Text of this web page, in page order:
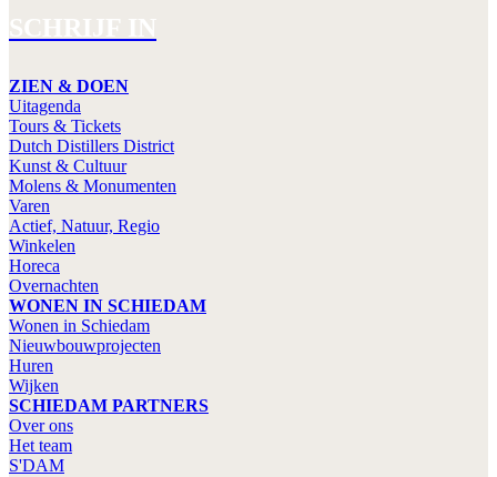
SCHRIJF IN
ZIEN & DOEN
Uitagenda
Tours & Tickets
Dutch Distillers District
Kunst & Cultuur
Molens & Monumenten
Varen
Actief, Natuur, Regio
Winkelen
Horeca
Overnachten
WONEN IN SCHIEDAM
Wonen in Schiedam
Nieuwbouwprojecten
Huren
Wijken
SCHIEDAM PARTNERS
Over ons
Het team
S'DAM